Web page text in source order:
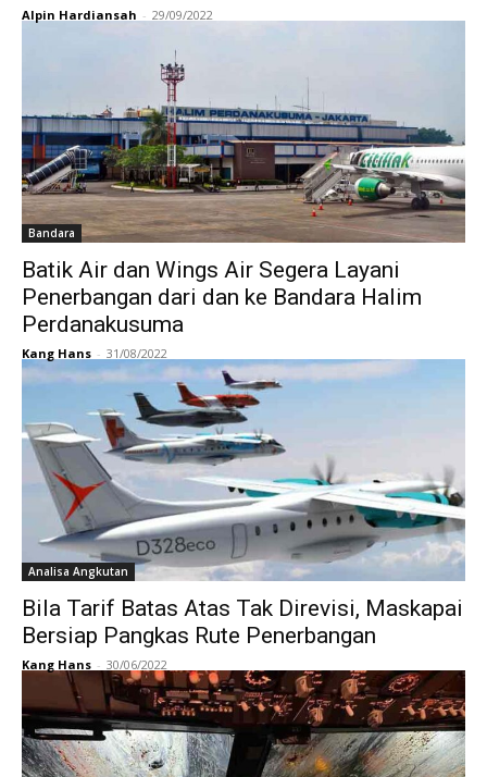
Alpin Hardiansah - 29/09/2022
Bandara
Batik Air dan Wings Air Segera Layani
Penerbangan dari dan ke Bandara Halim
Perdanakusuma
Kang Hans - 31/08/2022
Analisa Angkutan
Bila Tarif Batas Atas Tak Direvisi, Maskapai
Bersiap Pangkas Rute Penerbangan
Kang Hans - 30/06/2022